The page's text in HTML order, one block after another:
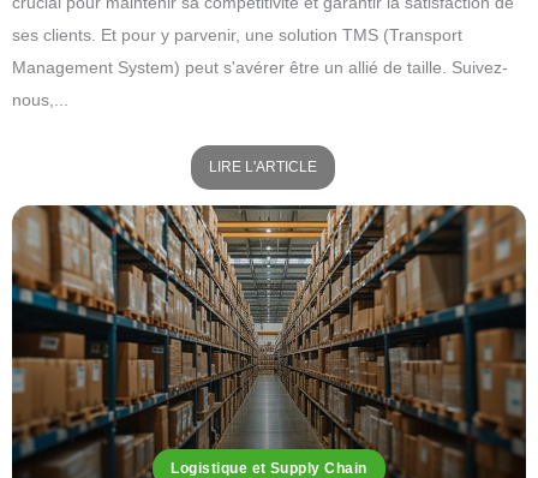
ses clients. Et pour y parvenir, une solution TMS (Transport
Management System) peut s'avérer être un allié de taille. Suivez-
nous,...
LIRE L'ARTICLE
Logistique et Supply Chain